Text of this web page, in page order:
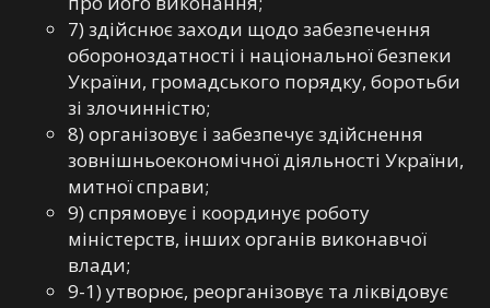
7) здійснює заходи щодо забезпечення
обороноздатності і національної безпеки
України, громадського порядку, боротьби
зі злочинністю;
8) організовує і забезпечує здійснення
зовнішньоекономічної діяльності України,
митної справи;
9) спрямовує і координує роботу
міністерств, інших органів виконавчої
влади;
9-1) утворює, реорганізовує та ліквідовує